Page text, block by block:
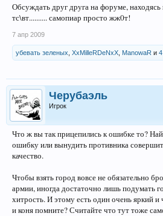
Обсуждать друг друга на форуме,
тс\вт.......... самопиар просто жж0т!
7 апр 2009
убевать зеленых XxMilleRDeNxX ManowaR и
Черубаэль
Игрок
Что ж вы так прицепились к ошибке то?
ошибку или вынудить противника
качество.
Чтобы взять город вовсе не обязательно
армии, иногда достаточно лишь подумать
хитрость. И этому есть один очень яркий
и коня помните? Считайте что тут тоже